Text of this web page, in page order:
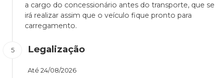
a cargo do concessionário antes do transporte, que se
irá realizar assim que o veículo fique pronto para
carregamento.
Legalização
Até 24/08/2026